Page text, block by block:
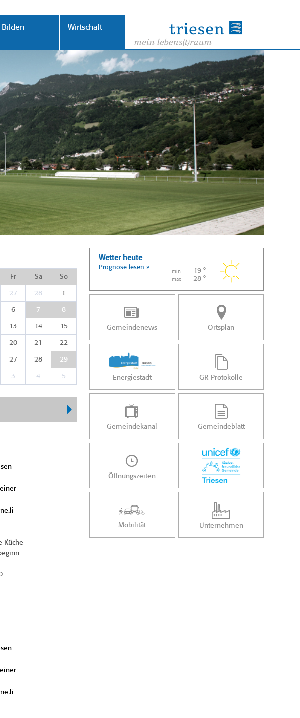
Bilden Wirtschaft
Fr Sa So
27 28 1
6 7 8
13 14 15
20 21 22
27 28 29
3 4 5
Küche
Wetter heute
Prognose lesen »
min 19 °
max 28 °
Gemeindenews Ortsplan
Energiestadt GR-Protokolle
Gemeindekanal Gemeindeblatt
Öffnungszeiten
Mobilität Unternehmen